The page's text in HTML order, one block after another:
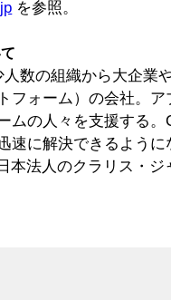
を参照。
数の組織から大企業
フォーム）の会社。
ムの人々を支援する
速に解決できるよう
本法人のクラリス・